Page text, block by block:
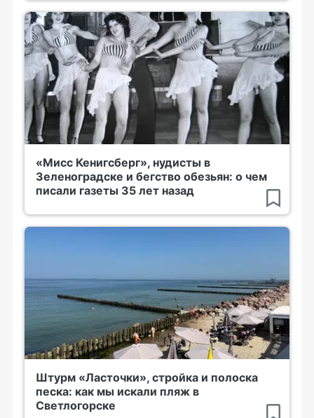
«Мисс Кенигсберг», нудисты в
Зеленоградске и бегство обезьян: о чем
писали газеты 35 лет назад
Штурм «Ласточки», стройка и полоска
песка: как мы искали пляж в
Светлогорске